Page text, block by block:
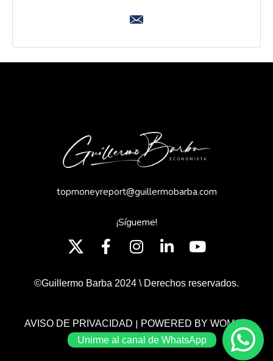
topmoneyreport@guillermobarba.com
¡Sígueme!
©Guillermo Barba 2024 \ Derechos reservados.
AVISO DE PRIVACIDAD | POWERED BY WOMGP
Unirme al canal de WhatsApp